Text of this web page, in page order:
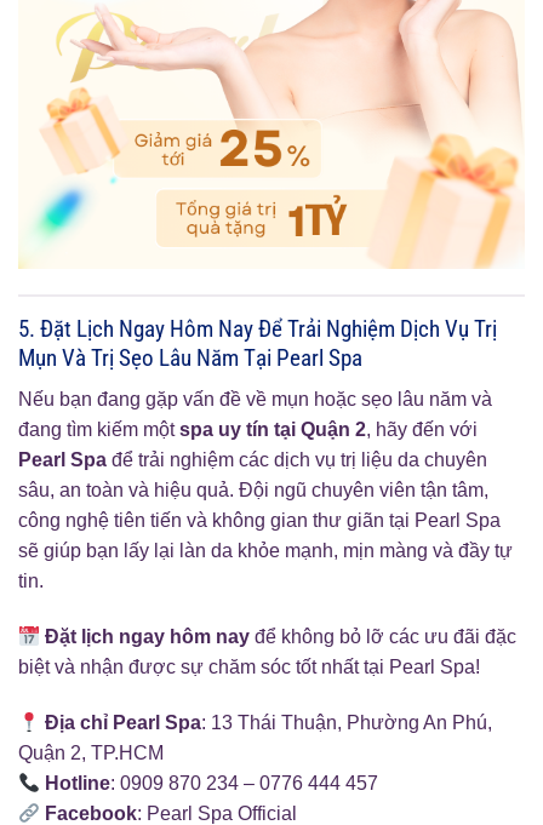
5. Đặt Lịch Ngay Hôm Nay Để Trải Nghiệm Dịch Vụ Trị
Mụn Và Trị Sẹo Lâu Năm Tại Pearl Spa
Nếu bạn đang gặp vấn đề về mụn hoặc sẹo lâu năm và
đang tìm kiếm mộtspa uy tín tại Quận 2, hãy đến với
Pearl Spa để trải nghiệm các dịch vụ trị liệu da chuyên
sâu, an toàn và hiệu quả. Đội ngũ chuyên viên tận tâm,
công nghệ tiên tiến và không gian thư giãn tại Pearl Spa
sẽ giúp bạn lấy lại làn da khỏe mạnh, mịn màng và đầy tự
tin.
Đặt lịch ngay hôm nay để không bỏ lỡ các ưu đãi đặc
biệt và nhận được sự chăm sóc tốt nhất tại Pearl Spa!
Địa chỉ Pearl Spa: 13 Thái Thuận, Phường An Phú,
Quận 2, TP.HCM
Hotline: 0909 870 234 – 0776 444 457
Facebook: Pearl Spa Official